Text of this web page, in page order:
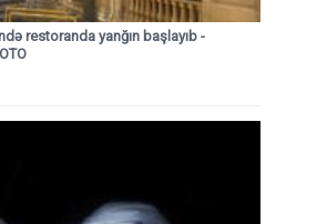
restoranda yanğın başlayıb -